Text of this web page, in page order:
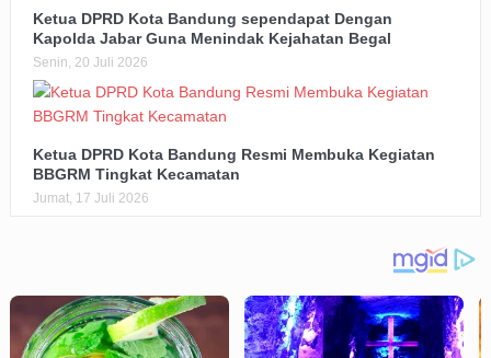
Ketua DPRD Kota Bandung sependapat Dengan
Kapolda Jabar Guna Menindak Kejahatan Begal
Senin, 20 Juli 2026
Ketua DPRD Kota Bandung Resmi Membuka Kegiatan
BBGRM Tingkat Kecamatan
Jumat, 17 Juli 2026